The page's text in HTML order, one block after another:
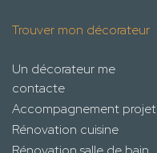
Trouver mon décorateur
Un décorateur me
contacte
Accompagnement projet
Rénovation cuisine